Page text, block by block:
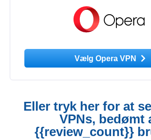
Vælg Opera VPN
Eller tryk her for at
VPNs, bedømt
{{review_count}}